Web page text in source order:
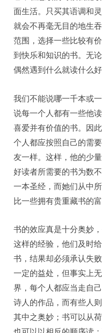
面生活。只买其语调和
就会不再毫无目的地生
范围，选择一些比较有
到快乐和知识的书。无
偶然遇到什么就读什么好
我们不能说哪一千本或
说每一个人都有一些他
喜爱并有价值的书。因
个人都应按照自己的需
友一样。这样，他的少
好读者所需要的书为数
一本圣经，而她们从中
比一些拥有贵重藏书的富
书的效应真是十分奥妙
这样的经验，他们及时
书，结果却必须承认失
一定的益处，但事实上
界，每个人都应当走自
诗人的作品，而有些人
其中之奥妙；书可以从